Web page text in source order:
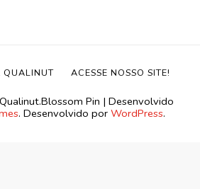
Blossom Pin | Desenvolvido
. Desenvolvido por WordPress.
QUALINUT ACESSE NOSSO SITE!